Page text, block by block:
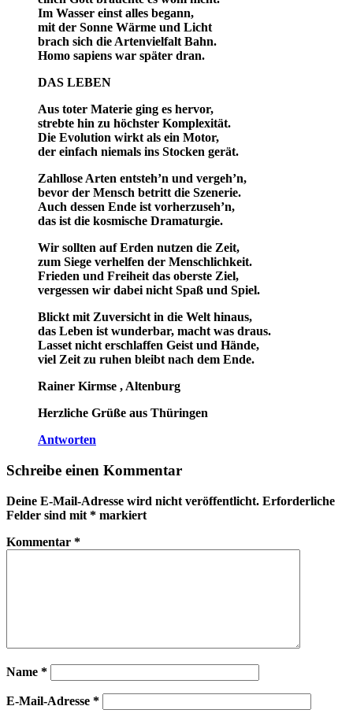
Im Wasser einst alles begann,
mit der Sonne Wärme und Licht
brach sich die Artenvielfalt Bahn.
Homo sapiens war später dran.
DAS LEBEN
Aus toter Materie ging es hervor,
strebte hin zu höchster Komplexität.
Die Evolution wirkt als ein Motor,
der einfach niemals ins Stocken gerät.
Zahllose Arten entsteh’n und vergeh’n,
bevor der Mensch betritt die Szenerie.
Auch dessen Ende ist vorherzuseh’n,
das ist die kosmische Dramaturgie.
Wir sollten auf Erden nutzen die Zeit,
zum Siege verhelfen der Menschlichkeit.
Frieden und Freiheit das oberste Ziel,
vergessen wir dabei nicht Spaß und Spiel.
Blickt mit Zuversicht in die Welt hinaus,
das Leben ist wunderbar, macht was draus.
Lasset nicht erschlaffen Geist und Hände,
viel Zeit zu ruhen bleibt nach dem Ende.
Rainer Kirmse , Altenburg
Herzliche Grüße aus Thüringen
Antworten
Schreibe einen Kommentar
Deine E-Mail-Adresse wird nicht veröffentlicht. Erforderliche
Felder sind mit * markiert
Kommentar *
Name *
E-Mail-Adresse *